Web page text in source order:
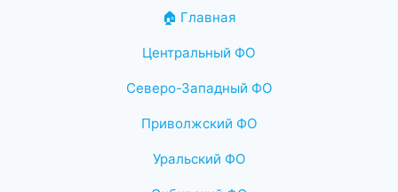
🏠 Главная
Центральный ФО
Северо-Западный ФО
Приволжский ФО
Уральский ФО